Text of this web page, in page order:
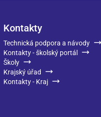
Kontakty
Technická podpora a návody
Kontakty - školský portál
Školy
Krajský úřad
Kontakty - Kraj